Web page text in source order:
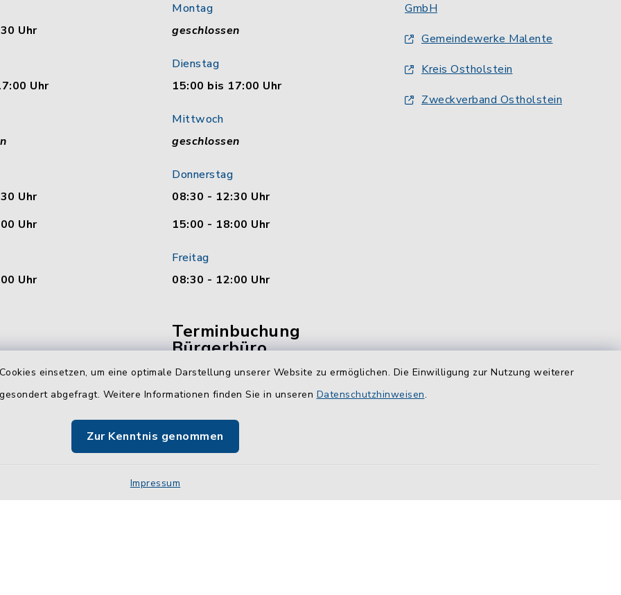
einsetzen, um eine optimale Darstellung unserer Website zu ermöglichen. Die Einwilligung zur Nutzung weiterer
abgefragt. Weitere Informationen finden Sie in unseren Datenschutzhinweisen.
Zur Kenntnis genommen
Impressum
Uhr
Uhr
Uhr
Uhr
Uhr
Montag
geschlossen
Dienstag
15:00 bis 17:00 Uhr
Mittwoch
geschlossen
Donnerstag
08:30 - 12:30 Uhr
15:00 - 18:00 Uhr
Freitag
08:30 - 12:00 Uhr
Terminbuchung
Bürgerbüro
Vereinbaren Sie hier bequem
online Ihren Termin für das
Jetzt Termin buchen
GmbH
Gemeindewerke Malente
Kreis Ostholstein
Zweckverband Ostholstein